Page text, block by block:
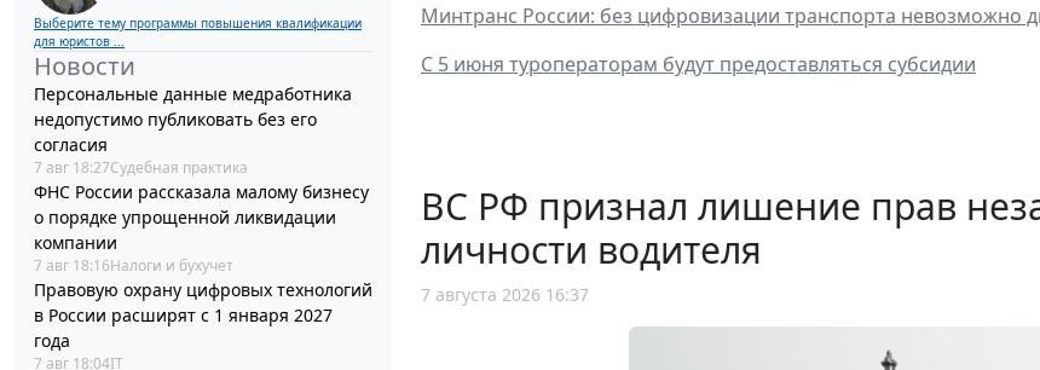
Выберите тему программы повышения квалификации
для юристов ...
Новости
Персональные данные медработника
недопустимо публиковать без его
согласия
7 авг 18:27Судебная практика
ФНС России рассказала малому бизнесу
о порядке упрощенной ликвидации
компании
7 авг 18:16Налоги и бухучет
Правовую охрану цифровых технологий
в России расширят с 1 января 2027
года
7 авг 18:04IT
Минтранс России: без цифровизации транспорта невозможно
С 5 июня туроператорам будут предоставляться субсидии
ВС РФ признал лишение прав
личности водителя
7 августа 2026 16:37